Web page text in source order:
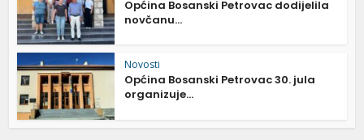
Općina Bosanski Petrovac dodijelila
novčanu...
Novosti
Općina Bosanski Petrovac 30. jula
organizuje...